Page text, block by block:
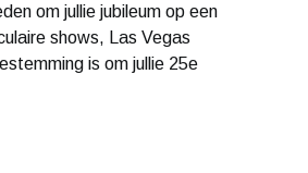
om jullie jubileum op een
shows, Las Vegas
is om jullie 25e